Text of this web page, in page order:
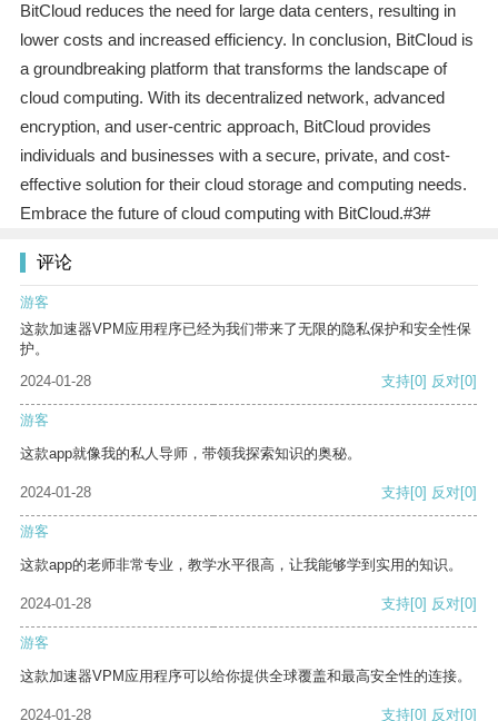
BitCloud reduces the need for large data centers, resulting in
lower costs and increased efficiency. In conclusion, BitCloud is
a groundbreaking platform that transforms the landscape of
cloud computing. With its decentralized network, advanced
encryption, and user-centric approach, BitCloud provides
individuals and businesses with a secure, private, and cost-
effective solution for their cloud storage and computing needs.
Embrace the future of cloud computing with BitCloud.#3#
评论
游客
这款加速器VPM应用程序已经为我们带来了无限的隐私保护和安全性保
护。
2024-01-28
支持[0] 反对[0]
游客
这款app就像我的私人导师，带领我探索知识的奥秘。
2024-01-28 支持[0] 反对[0]
游客
这款app的老师非常专业，教学水平很高，让我能够学到实用的知识。
2024-01-28 支持[0] 反对[0]
游客
这款加速器VPM应用程序可以给你提供全球覆盖和最高安全性的连接。
2024-01-28 支持[0] 反对[0]